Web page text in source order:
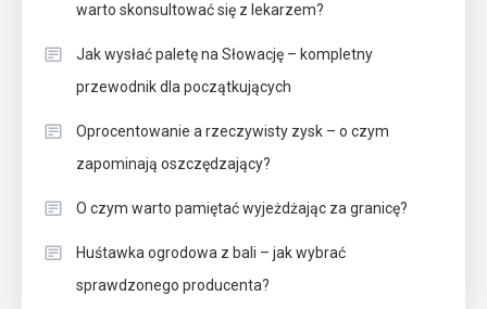
warto skonsultować się z lekarzem?
Jak wysłać paletę na Słowację – kompletny
przewodnik dla początkujących
Oprocentowanie a rzeczywisty zysk – o czym
zapominają oszczędzający?
O czym warto pamiętać wyjeżdżając za granicę?
Huśtawka ogrodowa z bali – jak wybrać
sprawdzonego producenta?